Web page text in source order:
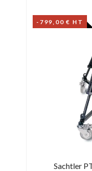
-799,00 € HT
Sachtler